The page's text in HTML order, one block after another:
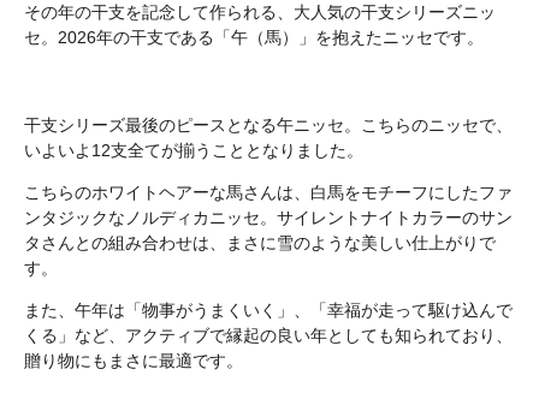
その年の干支を記念して作られる、大人気の干支シリーズニッ
セ。2026年の干支である「午（馬）」を抱えたニッセです。
干支シリーズ最後のピースとなる午ニッセ。こちらのニッセで、
いよいよ12支全てが揃うこととなりました。
こちらのホワイトヘアーな馬さんは、白馬をモチーフにしたファ
ンタジックなノルディカニッセ。サイレントナイトカラーのサン
タさんとの組み合わせは、まさに雪のような美しい仕上がりで
す。
また、午年は「物事がうまくいく」、「幸福が走って駆け込んで
くる」など、アクティブで縁起の良い年としても知られており、
贈り物にもまさに最適です。